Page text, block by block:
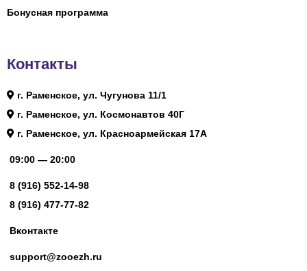
Бонусная программа
Контакты
г. Раменское, ул. Чугунова 11/1
г. Раменское, ул. Космонавтов 40Г
г. Раменское, ул. Красноармейская 17А
09:00 — 20:00
8 (916) 552-14-98
8 (916) 477-77-82
Вконтакте
support@zooezh.ru